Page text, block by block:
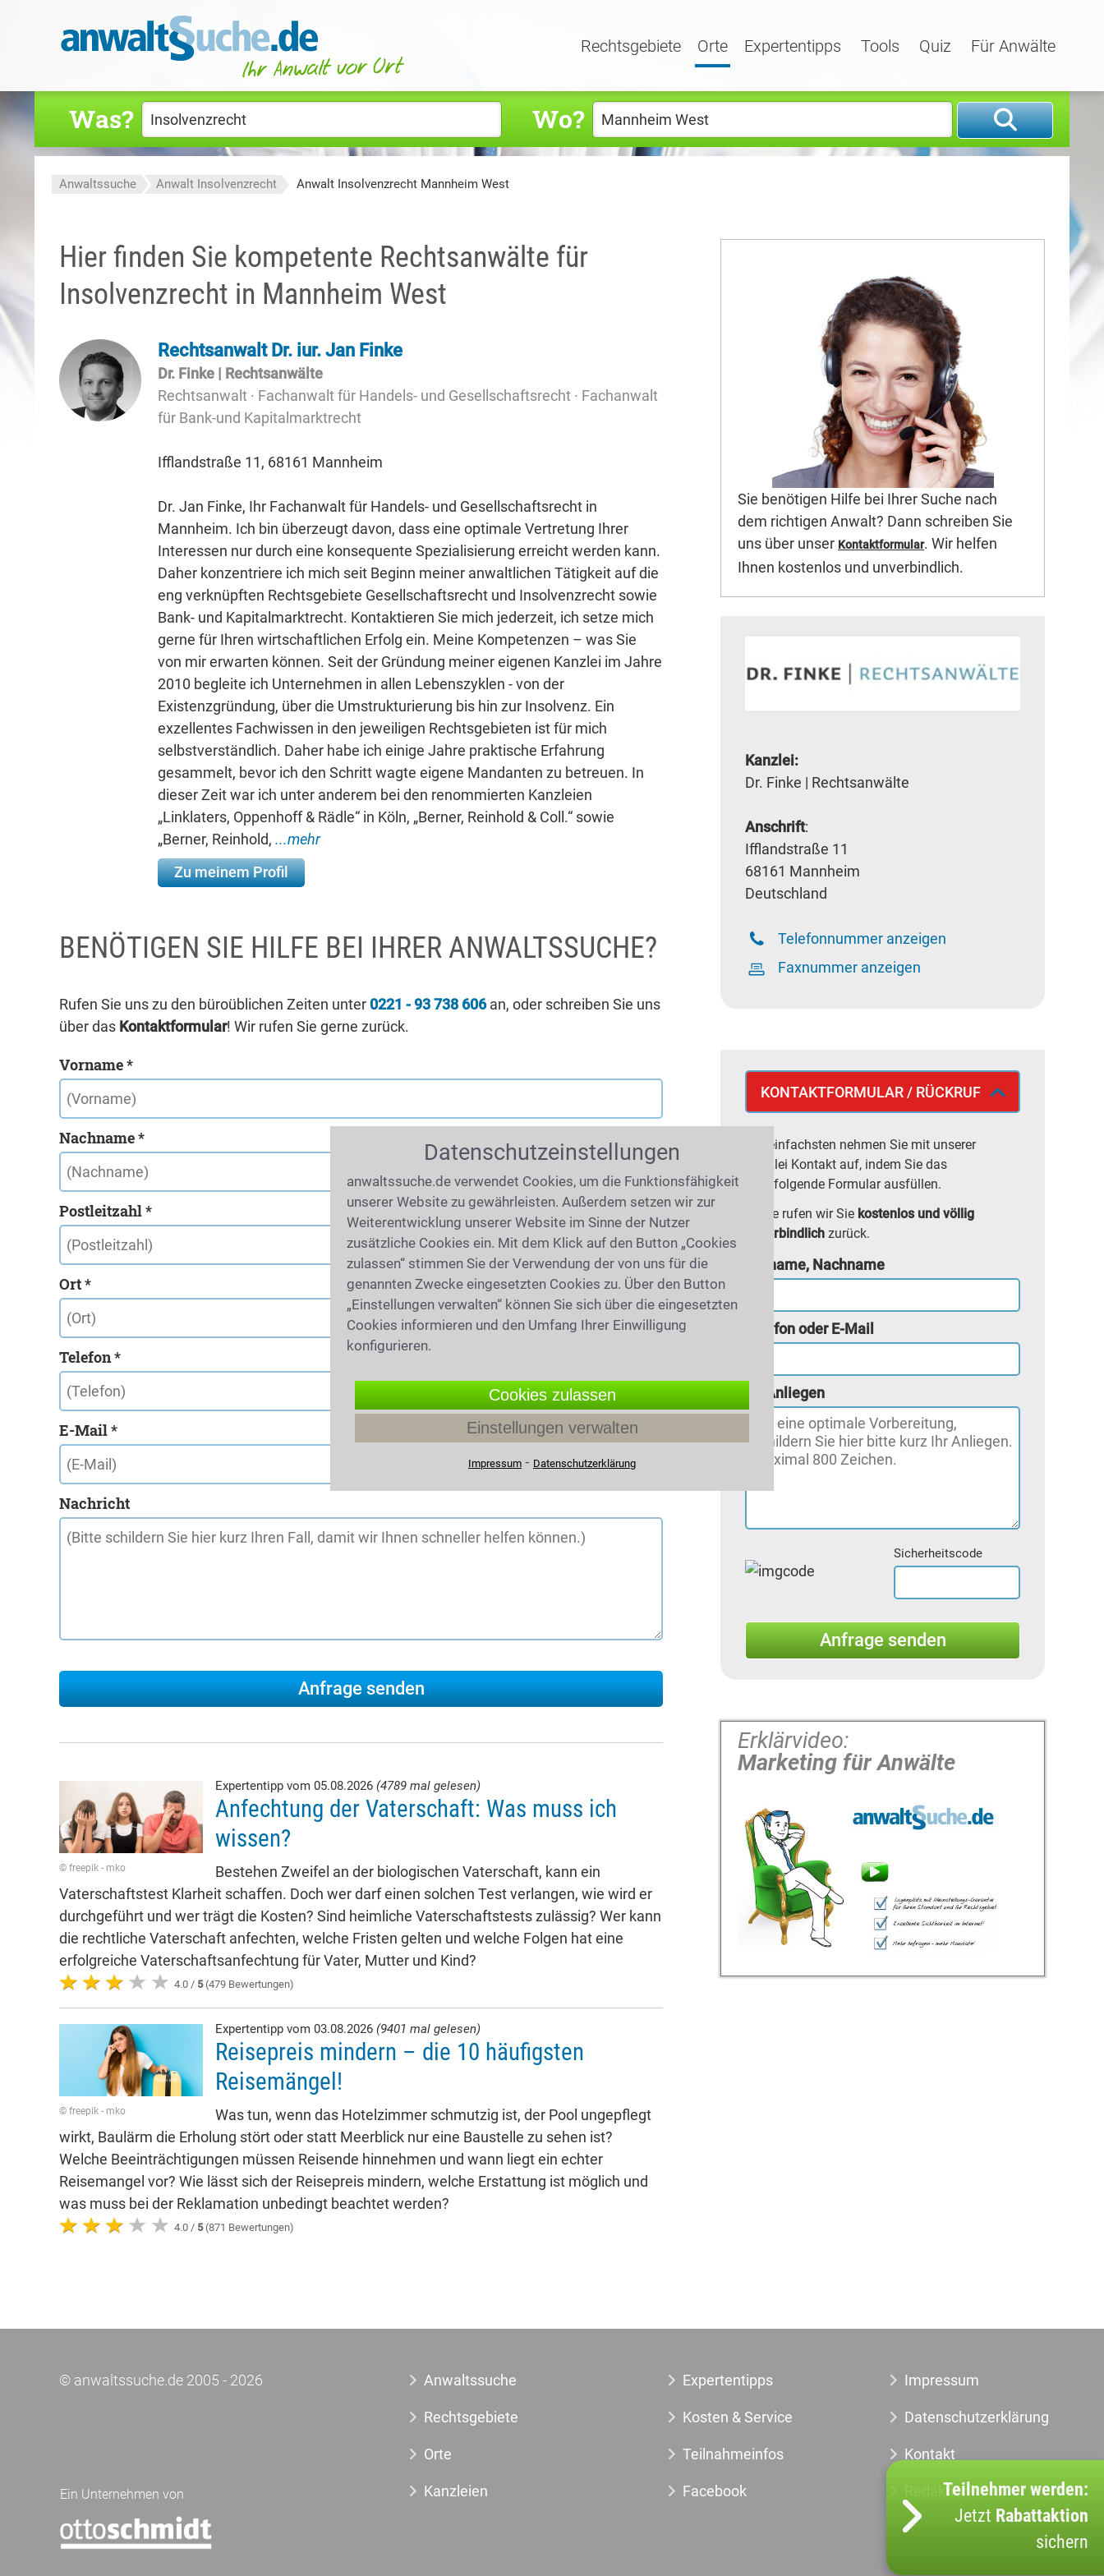
Rechtsgebiete Orte Expertentipps Tools Quiz Für Anwälte
Was? Wo?
Anwaltssuche Anwalt Insolvenzrecht Anwalt Insolvenzrecht Mannheim West
Hier finden Sie kompetente Rechtsanwälte für
Insolvenzrecht in Mannheim West
Rechtsanwalt Dr. iur. Jan Finke
Dr. Finke | Rechtsanwälte
Rechtsanwalt · Fachanwalt für Handels- und Gesellschaftsrecht · Fachanwalt
für Bank-und Kapitalmarktrecht
Ifflandstraße 11, 68161 Mannheim
Dr. Jan Finke, Ihr Fachanwalt für Handels- und Gesellschaftsrecht in
Mannheim. Ich bin überzeugt davon, dass eine optimale Vertretung Ihrer
Interessen nur durch eine konsequente Spezialisierung erreicht werden kann.
Daher konzentriere ich mich seit Beginn meiner anwaltlichen Tätigkeit auf die
eng verknüpften Rechtsgebiete Gesellschaftsrecht und Insolvenzrecht sowie
Bank- und Kapitalmarktrecht. Kontaktieren Sie mich jederzeit, ich setze mich
gerne für Ihren wirtschaftlichen Erfolg ein. Meine Kompetenzen – was Sie
von mir erwarten können. Seit der Gründung meiner eigenen Kanzlei im Jahre
2010 begleite ich Unternehmen in allen Lebenszyklen - von der
Existenzgründung, über die Umstrukturierung bis hin zur Insolvenz. Ein
exzellentes Fachwissen in den jeweiligen Rechtsgebieten ist für mich
selbstverständlich. Daher habe ich einige Jahre praktische Erfahrung
gesammelt, bevor ich den Schritt wagte eigene Mandanten zu betreuen. In
dieser Zeit war ich unter anderem bei den renommierten Kanzleien
„Linklaters, Oppenhoff & Rädle“ in Köln, „Berner, Reinhold & Coll.“ sowie
„Berner, Reinhold, ...mehr
Zu meinem Profil
BENÖTIGEN SIE HILFE BEI IHRER ANWALTSSUCHE?
Rufen Sie uns zu den büroüblichen Zeiten unter 0221 - 93 738 606an, oder schreiben Sie uns
über das Kontaktformular! Wir rufen Sie gerne zurück.
Vorname *
Nachname *
Postleitzahl *
Ort *
Telefon *
E-Mail *
Nachricht
© freepik - mko
Expertentipp vom 05.08.2026 (4789 mal gelesen)
Anfechtung der Vaterschaft: Was muss ich
wissen?
Bestehen Zweifel an der biologischen Vaterschaft, kann ein
Vaterschaftstest Klarheit schaffen. Doch wer darf einen solchen Test verlangen, wie wird er
durchgeführt und wer trägt die Kosten? Sind heimliche Vaterschaftstests zulässig? Wer kann
die rechtliche Vaterschaft anfechten, welche Fristen gelten und welche Folgen hat eine
erfolgreiche Vaterschaftsanfechtung für Vater, Mutter und Kind?
4.0 / 5(479 Bewertungen)
© freepik - mko
Expertentipp vom 03.08.2026 (9401 mal gelesen)
Reisepreis mindern – die 10 häufigsten
Reisemängel!
Was tun, wenn das Hotelzimmer schmutzig ist, der Pool ungepflegt
wirkt, Baulärm die Erholung stört oder statt Meerblick nur eine Baustelle zu sehen ist?
Welche Beeinträchtigungen müssen Reisende hinnehmen und wann liegt ein echter
Reisemangel vor? Wie lässt sich der Reisepreis mindern, welche Erstattung ist möglich und
was muss bei der Reklamation unbedingt beachtet werden?
4.0 / 5(871 Bewertungen)
Teilnehmer werden:
Jetzt Rabattaktion
sichern
Sie benötigen Hilfe bei Ihrer Suche nach
dem richtigen Anwalt? Dann schreiben Sie
uns über unser Kontaktformular. Wir helfen
Ihnen kostenlos und unverbindlich.
Kanzlei:
Dr. Finke | Rechtsanwälte
Anschrift:
Ifflandstraße 11
68161 Mannheim
Deutschland
Telefonnummer anzeigen
Faxnummer anzeigen
KONTAKTFORMULAR / RÜCKRUF
Am einfachsten nehmen Sie mit unserer
Kanzlei Kontakt auf, indem Sie das
nachfolgende Formular ausfüllen.
Gerne rufen wir Sie kostenlos und völlig
unverbindlich zurück.
Vorname, Nachname
Telefon oder E-Mail
Ihr Anliegen
Sicherheitscode
Erklärvideo:
Marketing für Anwälte
© anwaltssuche.de 2005 - 2026
Ein Unternehmen von
Anwaltssuche
Rechtsgebiete
Orte
Kanzleien
Expertentipps
Kosten & Service
Teilnahmeinfos
Facebook
Impressum
Datenschutzerklärung
Kontakt
Redaktion
Datenschutzeinstellungen
anwaltssuche.de verwendet Cookies, um die Funktionsfähigkeit
unserer Website zu gewährleisten. Außerdem setzen wir zur
Weiterentwicklung unserer Website im Sinne der Nutzer
zusätzliche Cookies ein. Mit dem Klick auf den Button „Cookies
zulassen“ stimmen Sie der Verwendung der von uns für die
genannten Zwecke eingesetzten Cookies zu. Über den Button
„Einstellungen verwalten“ können Sie sich über die eingesetzten
Cookies informieren und den Umfang Ihrer Einwilligung
konfigurieren.
Cookies zulassen
Einstellungen verwalten
Impressum ⁃ Datenschutzerklärung